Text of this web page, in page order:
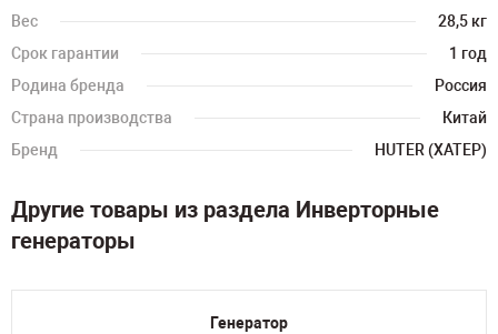
Вес
28,5 кг
Срок гарантии
1 год
Родина бренда
Россия
Страна производства
Китай
Бренд
HUTER (ХАТЕР)
Другие товары из раздела Инверторные
генераторы
Генератор